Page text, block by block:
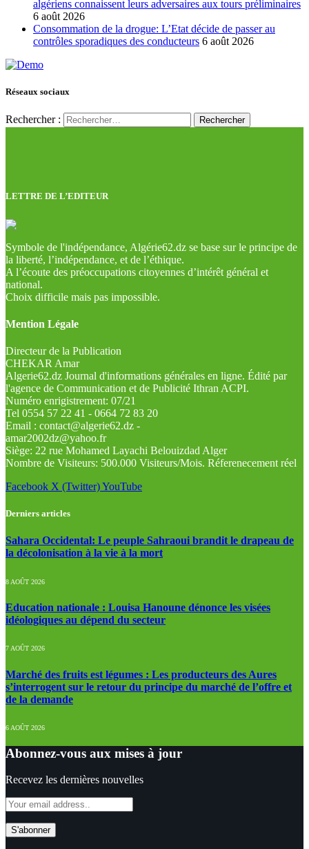
algériens connaissent leurs adversaires aux tours préliminaires
6 août 2026
Consommation de la drogue: L’Etat décide de passer au
contrôles sporadiques des conducteurs 6 août 2026
Réseaux sociaux
Rechercher :
LETTRE DE L’EDITEUR
Symbole de l'indépendance, Algérie62.dz se base sur le principe de
la liberté, l’indépendance, et de l’éthique.
A l’écoute des préoccupations citoyennes d’intérêt général et
national.
Choix difficile mais pas impossible.
Mention Légale
Directeur de la Publication
CHEKAR Amar
Algerie62.dz Journal d'informations générales en ligne. Édité par
l'agence de Communication et de Publicité Ithran ACPI.
Numéro enrigistrement: 07/21
Tel 0554 57 22 41 - 0664 72 83 20
Email : contact@algerie62.dz -
amar2002dz@yahoo.fr
Siège: 22 rue Mohamed Layachi Belouizdad Alger
Nombre de Visiteurs: 500.000 Visiteurs/Mois. Réferenecement réel
Facebook X (Twitter)YouTube
Derniers articles
Sahara Occidental: Le peuple Sahraoui brandit le drapeau de
la décolonisation à la vie à la mort
8 AOÛT 2026
Education nationale : Louisa Hanoune dénonce les visées
idéologiques au dépend du secteur
7 AOÛT 2026
Marché des fruits est légumes : Les producteurs des Aures
s’interrogent sur le retour du principe du marché de l’offre et
de la demande
6 AOÛT 2026
Abonnez-vous aux mises à jour
Recevez les dernières nouvelles